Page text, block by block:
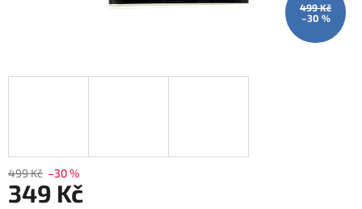
499 Kč
–30 %
499 Kč –30 %
349 Kč